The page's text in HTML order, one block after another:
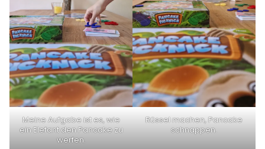
Meine Aufgabe ist es, wie
ein Elefant den Pancake zu
werfen.
Rüssel machen, Pancake
schnappen.